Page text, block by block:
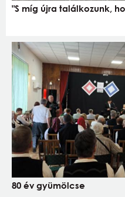
"S míg újra találkozunk,
80 év gyümölcse